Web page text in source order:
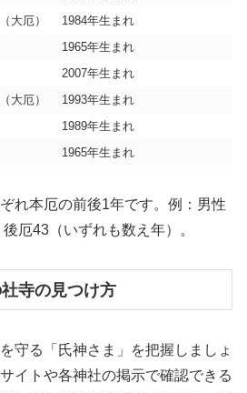
大厄）
1984年生まれ
1965年生まれ
2007年生まれ
大厄）
1993年生まれ
1989年生まれ
1965年生まれ
れ本厄の前後1年です。例：男性
厄43（いずれも数え年）。
寺の見つけ方
守る「氏神さま」を把握しましょ
イトや各神社の掲示で確認できる